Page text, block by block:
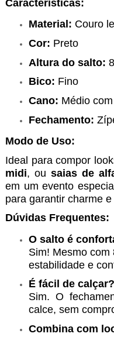
Características:
Material: Couro
Cor: Preto
Altura do salto:
Bico: Fino
Cano: Médio
Fechamento:
Modo de Uso:
Ideal para compor
midi, ou saias de
em um evento
para garantir charme
Dúvidas Frequentes:
O salto é
Sim! Mesmo
estabilidade e
É fácil de calçar?
Sim. O
calce, sem
Combina com